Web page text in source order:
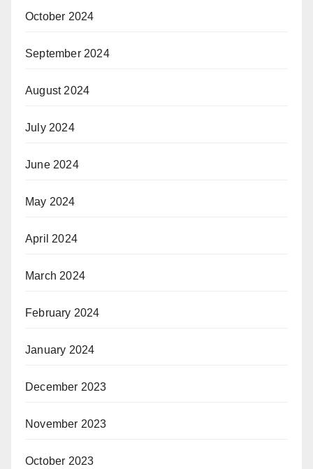
October 2024
September 2024
August 2024
July 2024
June 2024
May 2024
April 2024
March 2024
February 2024
January 2024
December 2023
November 2023
October 2023